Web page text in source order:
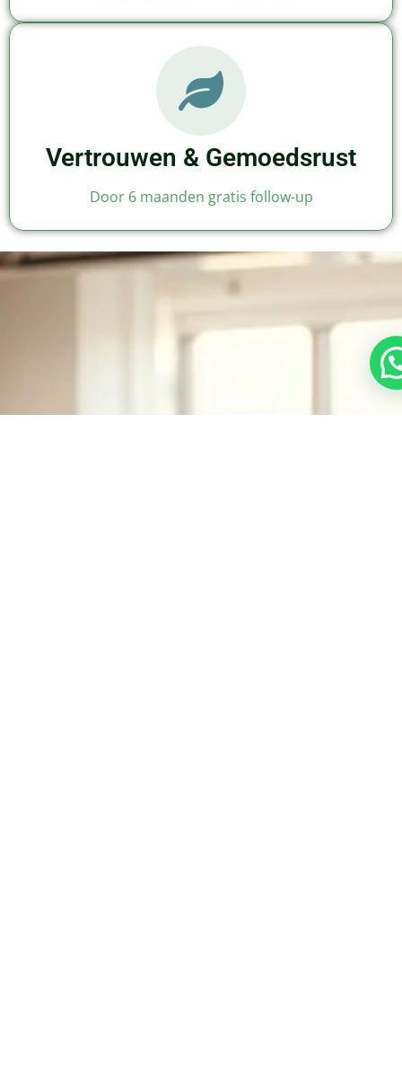
Vertrouwen & Gemoedsrust
Door 6 maanden gratis follow-up